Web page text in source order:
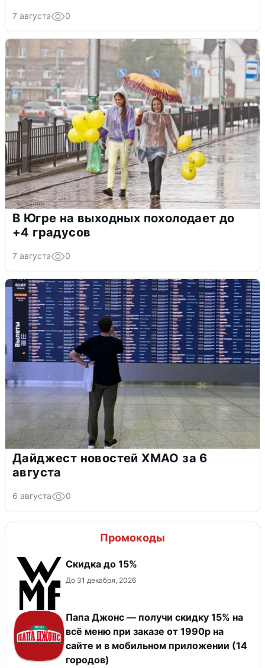
7 августа 0
В Югре на выходных похолодает до
+4 градусов
7 августа 0
Дайджест новостей ХМАО за 6
августа
6 августа 0
Промокоды
Скидка до 15%
До 31 декабря, 2026
Папа Джонс — получи скидку 15% на
всё меню при заказе от 1990р на
сайте и в мобильном приложении (14
городов)